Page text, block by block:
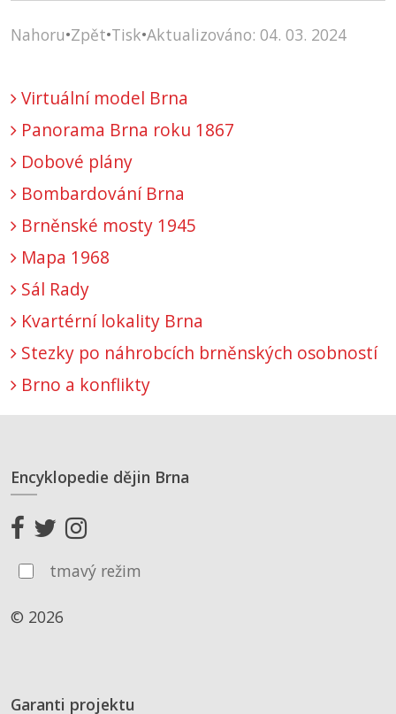
Nahoru•Zpět•Tisk•Aktualizováno: 04. 03. 2024
Virtuální model Brna
Panorama Brna roku 1867
Dobové plány
Bombardování Brna
Brněnské mosty 1945
Mapa 1968
Sál Rady
Kvartérní lokality Brna
Stezky po náhrobcích brněnských osobností
Brno a konflikty
Encyklopedie dějin Brna
tmavý režim
© 2026
Garanti projektu